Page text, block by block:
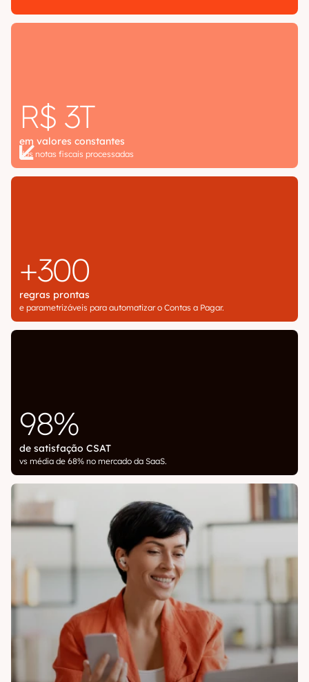
R$ 3T
em valores constantes
das notas fiscais processadas
+300
regras prontas
e parametrizáveis para automatizar o Contas a Pagar.
98%
de satisfação CSAT
vs média de 68% no mercado da SaaS.